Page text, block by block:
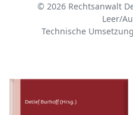
© 2026 Rechtsanwalt
Leer/
Technische